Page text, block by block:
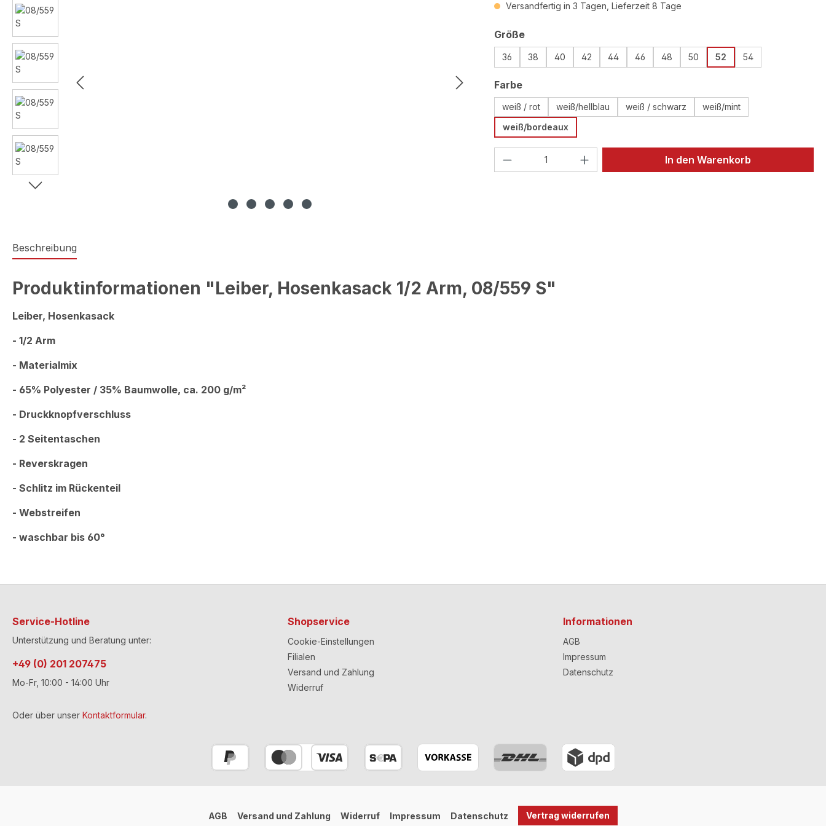
Versandfertig in 3 Tagen, Lieferzeit 8 Tage
Größeauswählen
36 38 40 42 44 46 48 50 52 54
Farbeauswählen
weiß / rot weiß/hellblau weiß / schwarz
weiß/mint
weiß/bordeaux
Produkt Anzahl: Gib den gewünschten Wert
In den Warenkorb
Beschreibung
Produktinformationen "Leiber, Hosenkasack 1/2 Arm, 08/559 S"
Leiber, Hosenkasack
- 1/2 Arm
- Materialmix
- 65% Polyester / 35% Baumwolle, ca. 200 g/m²
- Druckknopfverschluss
- 2 Seitentaschen
- Reverskragen
- Schlitz im Rückenteil
- Webstreifen
- waschbar bis 60°
Service-Hotline
Unterstützung und Beratung unter:
+49 (0) 201 207475
Mo-Fr, 10:00 - 14:00 Uhr
Oder über unser Kontaktformular.
Shopservice
Cookie-Einstellungen
Filialen
Versand und Zahlung
Widerruf
Informationen
AGB
Impressum
Datenschutz
AGB Versand und Zahlung Widerruf Impressum Datenschutz Vertrag widerrufen